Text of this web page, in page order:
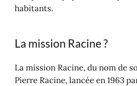
habitants.​
La mission Racine ?
La mission Racine, du nom de
Pierre Racine, lancée en 1963